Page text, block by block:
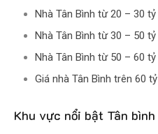
Nhà Tân Bình từ 20 – 30 tỷ
Nhà Tân Bình từ 30 – 50 tỷ
Nhà Tân Bình từ 50 – 60 tỷ
Giá nhà Tân Bình trên 60 tỷ
Khu vực nổi bật Tân bình